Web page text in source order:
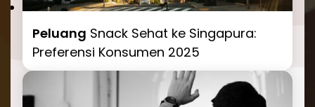
Peluang Snack Sehat ke Singapura:
Preferensi Konsumen 2025